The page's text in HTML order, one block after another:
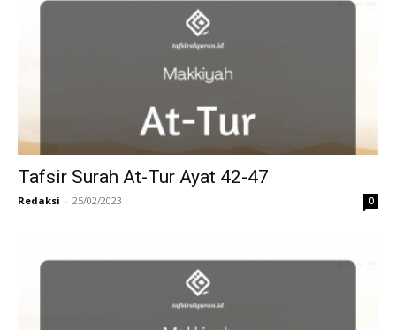
Tafsir Surah At-Tur Ayat 42-47
Redaksi - 25/02/2023 0